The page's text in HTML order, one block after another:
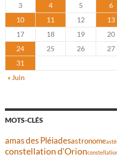
3
4 5 6
10
11 12 13
17
18 19 20
24
25 26 27
31
« Juin
MOTS-CLÉS
amas des Pléiadesastronome
constellation d'Orion